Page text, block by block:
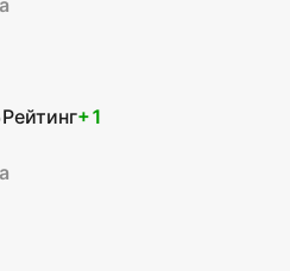
Рейтинг+1